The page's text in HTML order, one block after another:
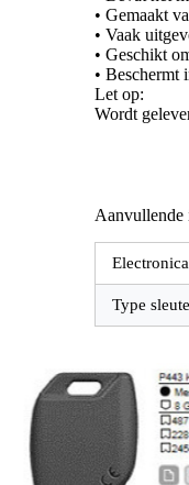
• Gemaakt
• Vaak
• Geschikt
• Beschermt
Let op:
Wordt
Aanvullende
Type